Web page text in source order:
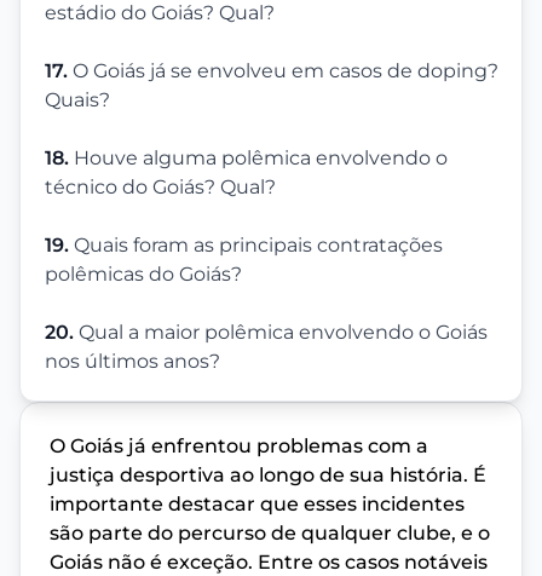
estádio do Goiás? Qual?
17. O Goiás já se envolveu em casos de doping?
Quais?
18. Houve alguma polêmica envolvendo o
técnico do Goiás? Qual?
19. Quais foram as principais contratações
polêmicas do Goiás?
20. Qual a maior polêmica envolvendo o Goiás
nos últimos anos?
O Goiás já enfrentou problemas com a
justiça desportiva ao longo de sua história. É
importante destacar que esses incidentes
são parte do percurso de qualquer clube, e o
Goiás não é exceção. Entre os casos notáveis